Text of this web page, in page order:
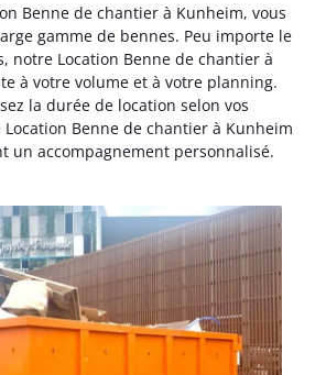
Benne de chantier à Kunheim, vous
gamme de bennes. Peu importe le
notre Location Benne de chantier à
à votre volume et à votre planning.
la durée de location selon vos
Benne de chantier à Kunheim
un accompagnement personnalisé.